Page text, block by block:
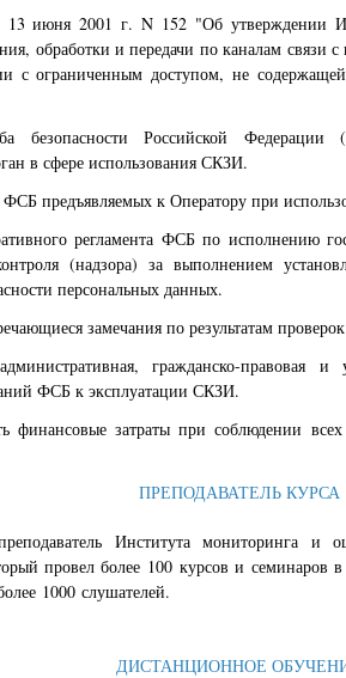
июня 2001 г. N 152 "Об утверждении
обработки и передачи по каналам связи
с ограниченным доступом, не содержащей
безопасности Российской
в сфере использования СКЗИ.
предъявляемых к Оператору при
регламента ФСБ по исполнению
(надзора) за выполнением
персональных данных.
замечания по результатам
гражданско-правовая и
ФСБ к эксплуатации СКЗИ.
финансовые затраты при соблюдении
ПРЕПОДАВАТЕЛЬ КУРСА
Института мониторинга и
провел более 100 курсов и
1000 слушателей.
ДИСТАНЦИОННОЕ